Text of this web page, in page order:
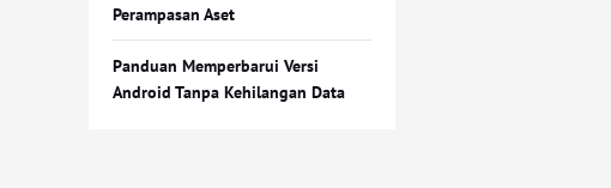
Perampasan Aset
Panduan Memperbarui Versi
Android Tanpa Kehilangan Data